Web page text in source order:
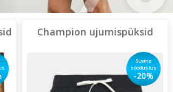
Champion ujumispüksid
Suvine
soodustus
-20%